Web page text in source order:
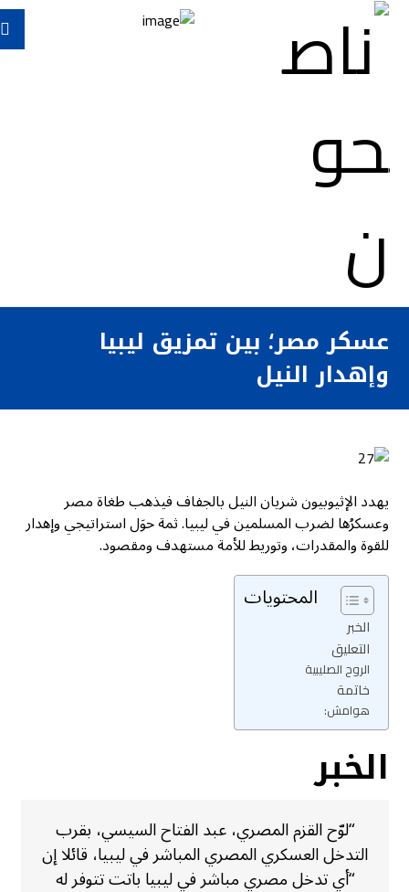
عسكر مصر؛ بين تمزيق ليبيا
وإهدار النيل
يهدد الإثيوبيون شريان النيل بالجفاف فيذهب طغاة مصر
وعسكرُها لضرب المسلمين في ليبيا. ثمة حوَل استراتيجي وإهدار
للقوة والمقدرات، وتوريط للأمة مستهدف ومقصود.
المحتويات
الخبر
التعليق
الروح الصليبية
خاتمة
هوامش:
الخبر
“لوّح القزم المصري، عبد الفتاح السيسي، بقرب
التدخل العسكري المصري المباشر في ليبيا، قائلا إن
“أي تدخل مصري مباشر في ليبيا باتت تتوفر له